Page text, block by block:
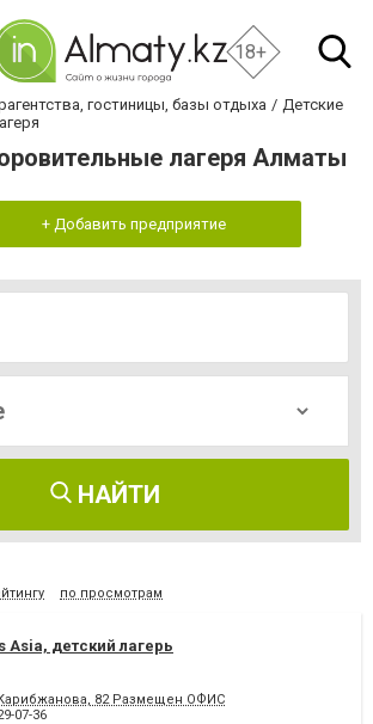
18+
гостиницы, базы отдыха
Детские
лагеря Алматы
+ Добавить предприятие
НАЙТИ
по просмотрам
Asia, детский лагерь
82 Размещен ОФИС
07-36